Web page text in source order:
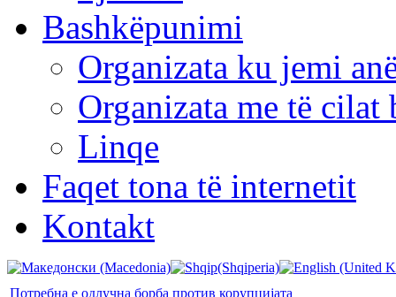
Bashkëpunimi
Organizata ku jemi
Organizata me të cilat
Linqe
Faqet tona të internetit
Kontakt
Потребна е одлучна борба против корупцијата